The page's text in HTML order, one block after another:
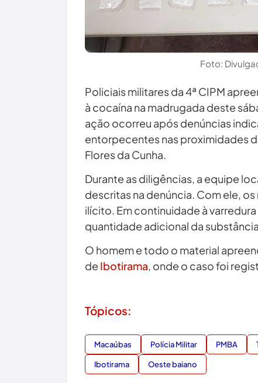
Foto:
Policiais militares da 4ª CIPM
à cocaína na madrugada deste
ação ocorreu após denúncias
entorpecentes nas proximidades
Flores da Cunha.
Durante as diligências, a equipe
descritas na denúncia. Com ele,
ilícito. Em continuidade à
quantidade adicional da
O homem e todo o material
de Ibotirama, onde o caso foi
Tópicos:
Macaúbas Polícia Militar PMBA
Ibotirama Oeste baiano